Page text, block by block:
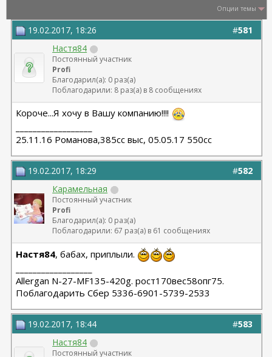
Опции темы
#581
19.02.2017, 18:26
Настя84
Постоянный участник
Profi
Благодарил(а): 0 раз(а)
Поблагодарили: 8 раз(а) в 8 сообщениях
Короче...Я хочу в Вашу компанию!!!!
25.11.16 Романова,385сс выс, 05.05.17 550сс
#582
19.02.2017, 18:29
Карамельная
Постоянный участник
Profi
Благодарил(а): 0 раз(а)
Поблагодарили: 67 раз(а) в 61 сообщениях
Настя84, бабах, приплыли.
Allergan N-27-MF135-420g. рост170вес58опг75.
Поблагодарить Сбер 5336-6901-5739-2533
#583
19.02.2017, 18:44
Настя84
Постоянный участник